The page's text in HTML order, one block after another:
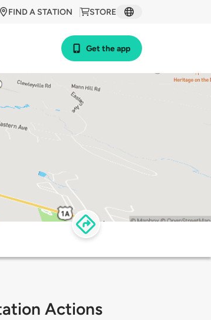
STORE
FIND A STATION
Get the app
Actions